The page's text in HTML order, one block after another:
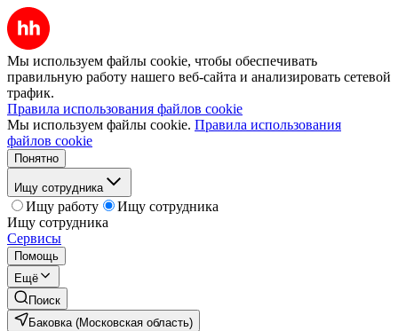
Мы используем файлы cookie, чтобы обеспечивать
правильную работу нашего веб-сайта и анализировать сетевой
трафик.
Правила использования файлов cookie
Мы используем файлы cookie. Правила использования
файлов cookie
Понятно
Ищу сотрудника
Ищу работу
Ищу сотрудника
Ищу сотрудника
Сервисы
Помощь
Ещё
Поиск
Баковка (Московская область)